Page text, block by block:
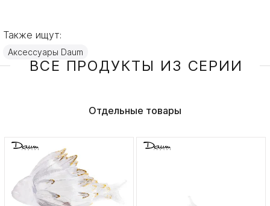
Также ищут:
Аксессуары Daum
ВСЕ ПРОДУКТЫ ИЗ СЕРИИ
Отдельные товары